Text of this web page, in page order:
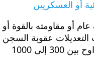
بالقوة أو
عقوبة السجن
لمدة لا تزيد على سنة وغرامة تتراوح بين 300 إلى 1000